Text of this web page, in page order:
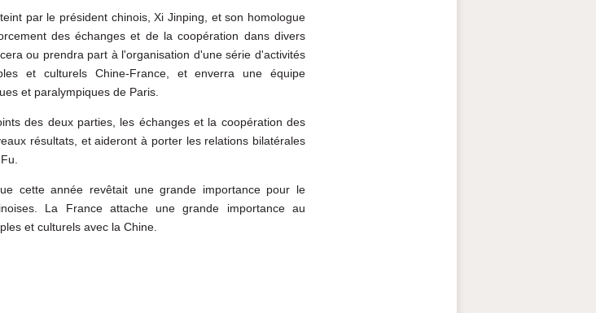
par le président chinois, Xi Jinping, et son homologue
des échanges et de la coopération dans divers
ou prendra part à l'organisation d'une série d'activités
et culturels Chine-France, et enverra une équipe
et paralympiques de Paris.
des deux parties, les échanges et la coopération des
résultats, et aideront à porter les relations bilatérales
cette année revêtait une grande importance pour le
La France attache une grande importance au
et culturels avec la Chine.